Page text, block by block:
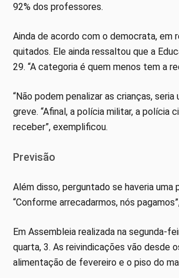
92% dos professores.
Ainda de acordo com o democrata, em
quitados. Ele ainda ressaltou que a
29. “A categoria é quem menos tem a
“Não podem penalizar as crianças,
greve. “Afinal, a polícia militar, a
receber”, exemplificou.
Previsão
Além disso, perguntado se haveria
“Conforme arrecadarmos, nós
Em Assembleia realizada na segunda-
quarta, 3. As reivindicações vão desde
alimentação de fevereiro e o piso do